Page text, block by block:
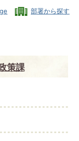
部署から探す
策課